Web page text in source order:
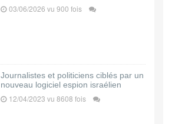
03/06/2026 vu 900 fois
Journalistes et politiciens ciblés par un
nouveau logiciel espion israélien
12/04/2023 vu 8608 fois